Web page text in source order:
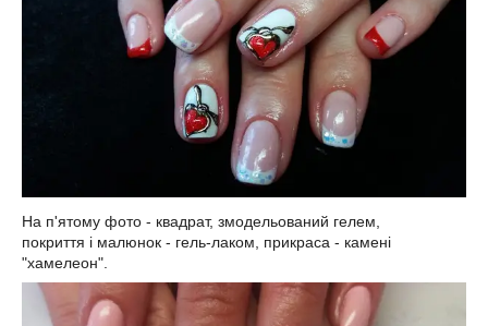
На п'ятому фото - квадрат, змодельований гелем,
покриття і малюнок - гель-лаком, прикраса - камені
"хамелеон".